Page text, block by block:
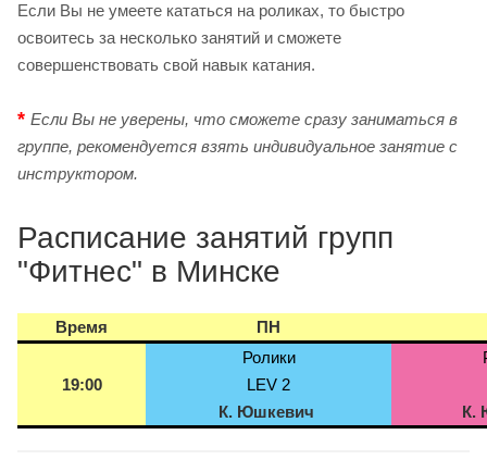
Если Вы не умеете кататься на роликах, то быстро
освоитесь за несколько занятий и сможете
совершенствовать свой навык катания.
* Если Вы не уверены, что сможете сразу заниматься в
группе, рекомендуется взять индивидуальное занятие с
инструктором.
Расписание занятий групп
"Фитнес" в Минске
Время ПН
19:00
Ролики
LEV 2
К. Юшкевич
К.